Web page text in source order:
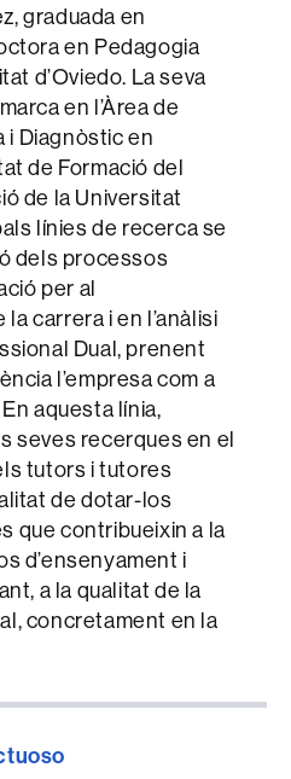
graduada en
en Pedagogia
d’Oviedo. La seva
en l’Àrea de
i Diagnòstic en
de Formació del
de la Universitat
línies de recerca se
dels processos
per al
carrera i en l’anàlisi
Dual, prenent
l’empresa com a
aquesta línia,
seves recerques en el
tutors i tutores
de dotar-los
que contribueixin a la
d’ensenyament i
a la qualitat de la
concretament en la